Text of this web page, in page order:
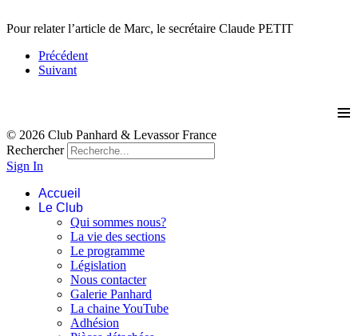
Pour relater l’article de Marc, le secrétaire Claude PETIT
Précédent
Suivant
≡
© 2026 Club Panhard & Levassor France
Rechercher
Sign In
Accueil
Le Club
Qui sommes nous?
La vie des sections
Le programme
Législation
Nous contacter
Galerie Panhard
La chaine YouTube
Adhésion